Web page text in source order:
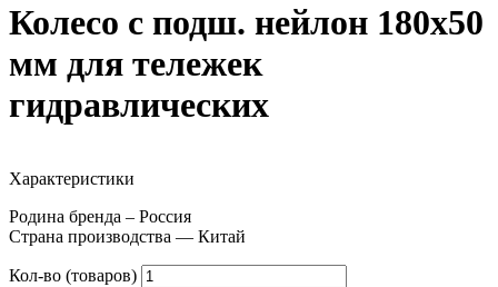
Колесо с подш. нейлон 180х50
мм для тележек
гидравлических
Характеристики
Родина бренда – Россия
Страна производства — Китай
Кол-во (товаров)